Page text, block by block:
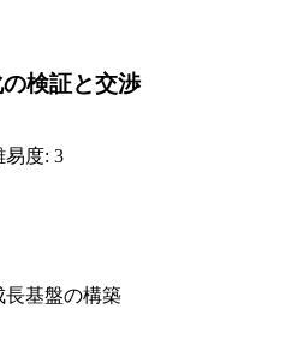
検証と交渉
易度: 3
長基盤の構築